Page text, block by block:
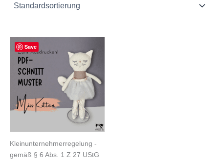
Kleinunternehmerregelung -
gemäß § 6 Abs. 1 Z 27 UStG
Save